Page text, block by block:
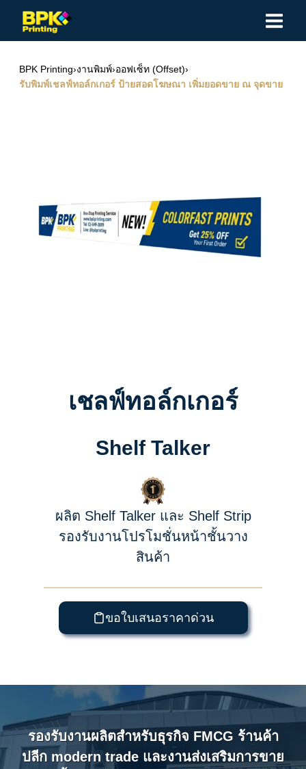
BPK Printing›งานพิมพ์›ออฟเซ็ท (Offset)›
รับพิมพ์เชลฟ์ทอล์กเกอร์ ป้ายสอดโฆษณา เพิ่มยอดขาย ณ จุดขาย
เชลฟ์ทอล์กเกอร์
Shelf Talker
ผลิต Shelf Talker และ Shelf Strip
รองรับงานโปรโมชั่นหน้าชั้นวาง
สินค้า
ขอใบเสนอราคาด่วน
รองรับงานผลิตสำหรับธุรกิจ FMCG ร้านค้า
ปลีก modern trade และงานส่งเสริมการขาย